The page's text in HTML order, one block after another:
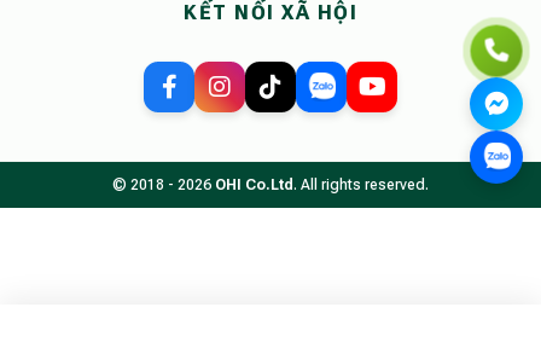
KẾT NỐI XÃ HỘI
© 2018 - 2026 OHI Co.Ltd. All rights reserved.